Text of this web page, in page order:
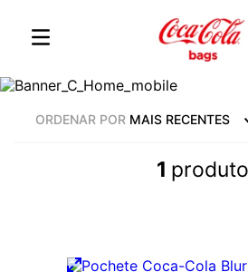
ORDENAR POR MAIS RECENTES
1 produto